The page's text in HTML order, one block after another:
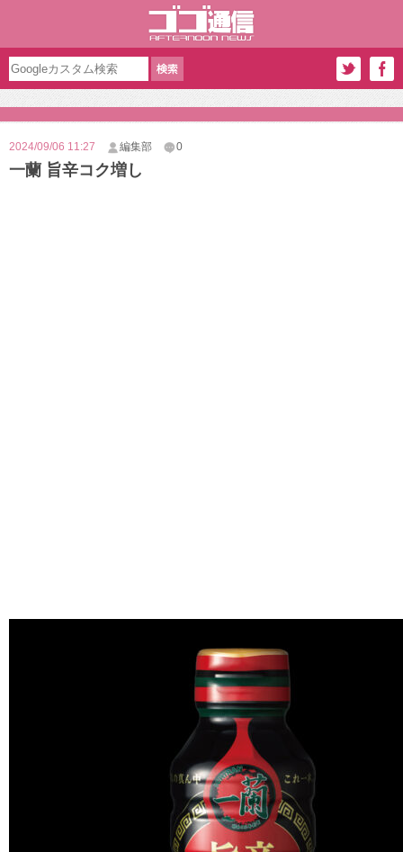
2024/09/06 11:27 編集部 0
一蘭 旨辛コク増し